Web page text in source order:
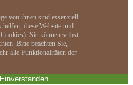
von ihnen sind essenziell
diese Website und
Sie können selbst
Bitte beachten Sie,
alle Funktionalitäten der